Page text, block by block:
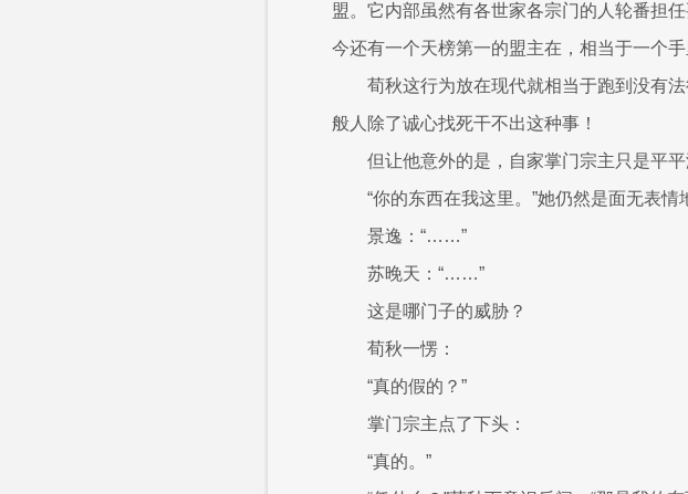
盟。它内部虽然有各世家各宗门的人轮番担
今还有一个天榜第一的盟主在，相当于一个
荀秋这行为放在现代就相当于跑到没有
般人除了诚心找死干不出这种事！
但让他意外的是，自家掌门宗主只是平
“你的东西在我这里。”她仍然是面无表
景逸：“……”
苏晚天：“……”
这是哪门子的威胁？
荀秋一愣：
“真的假的？”
掌门宗主点了下头：
“真的。”